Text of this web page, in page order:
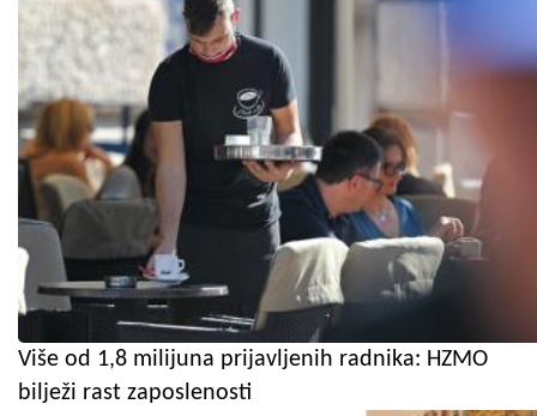
Više od 1,8 milijuna prijavljenih radnika: HZMO
bilježi rast zaposlenosti